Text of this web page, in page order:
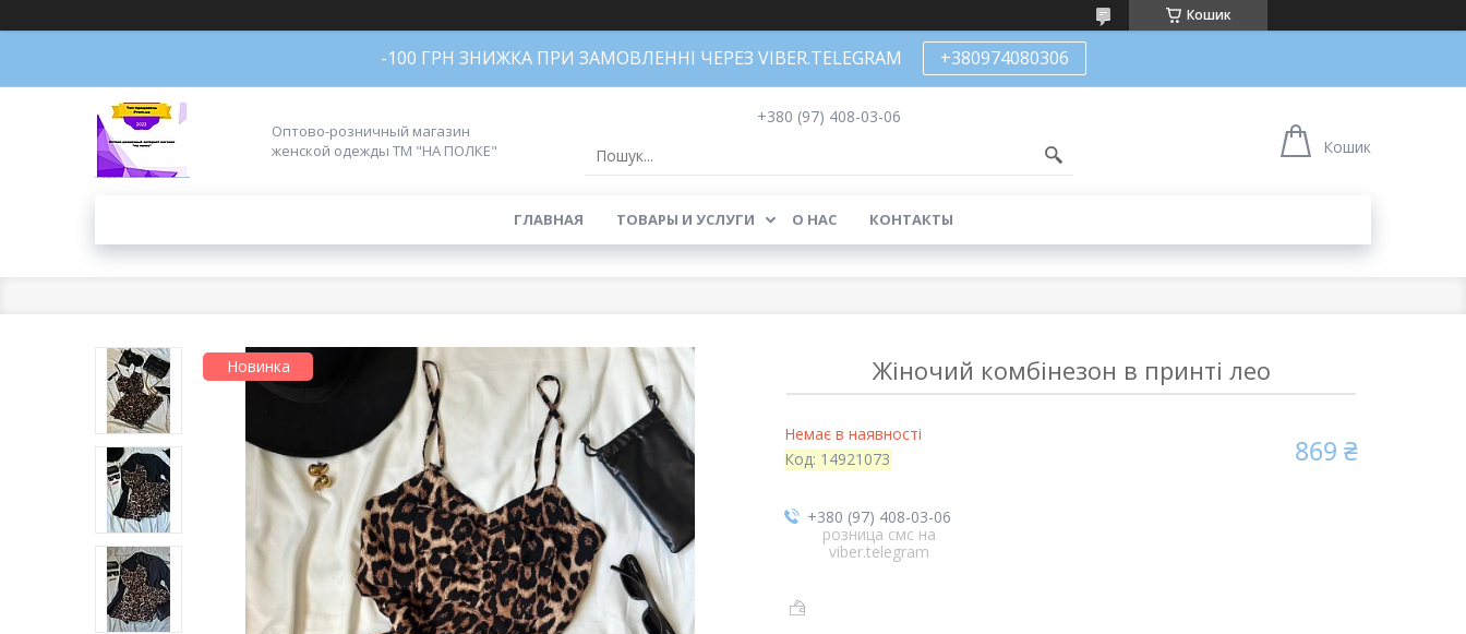
Кошик
-100 ГРН ЗНИЖКА ПРИ ЗАМОВЛЕННІ ЧЕРЕЗ VIBER.TELEGRAM +380974080306
Оптово-розничный магазин
женской одежды ТМ "НА ПОЛКЕ"
+380 (97) 408-03-06
Кошик
ГЛАВНАЯ ТОВАРЫ И УСЛУГИ О НАС КОНТАКТЫ
Новинка Жіночий комбінезон в принті лео
Немає в наявності
Код: 14921073 869 ₴
+380 (97) 408-03-06
розница смс на
viber.telegram